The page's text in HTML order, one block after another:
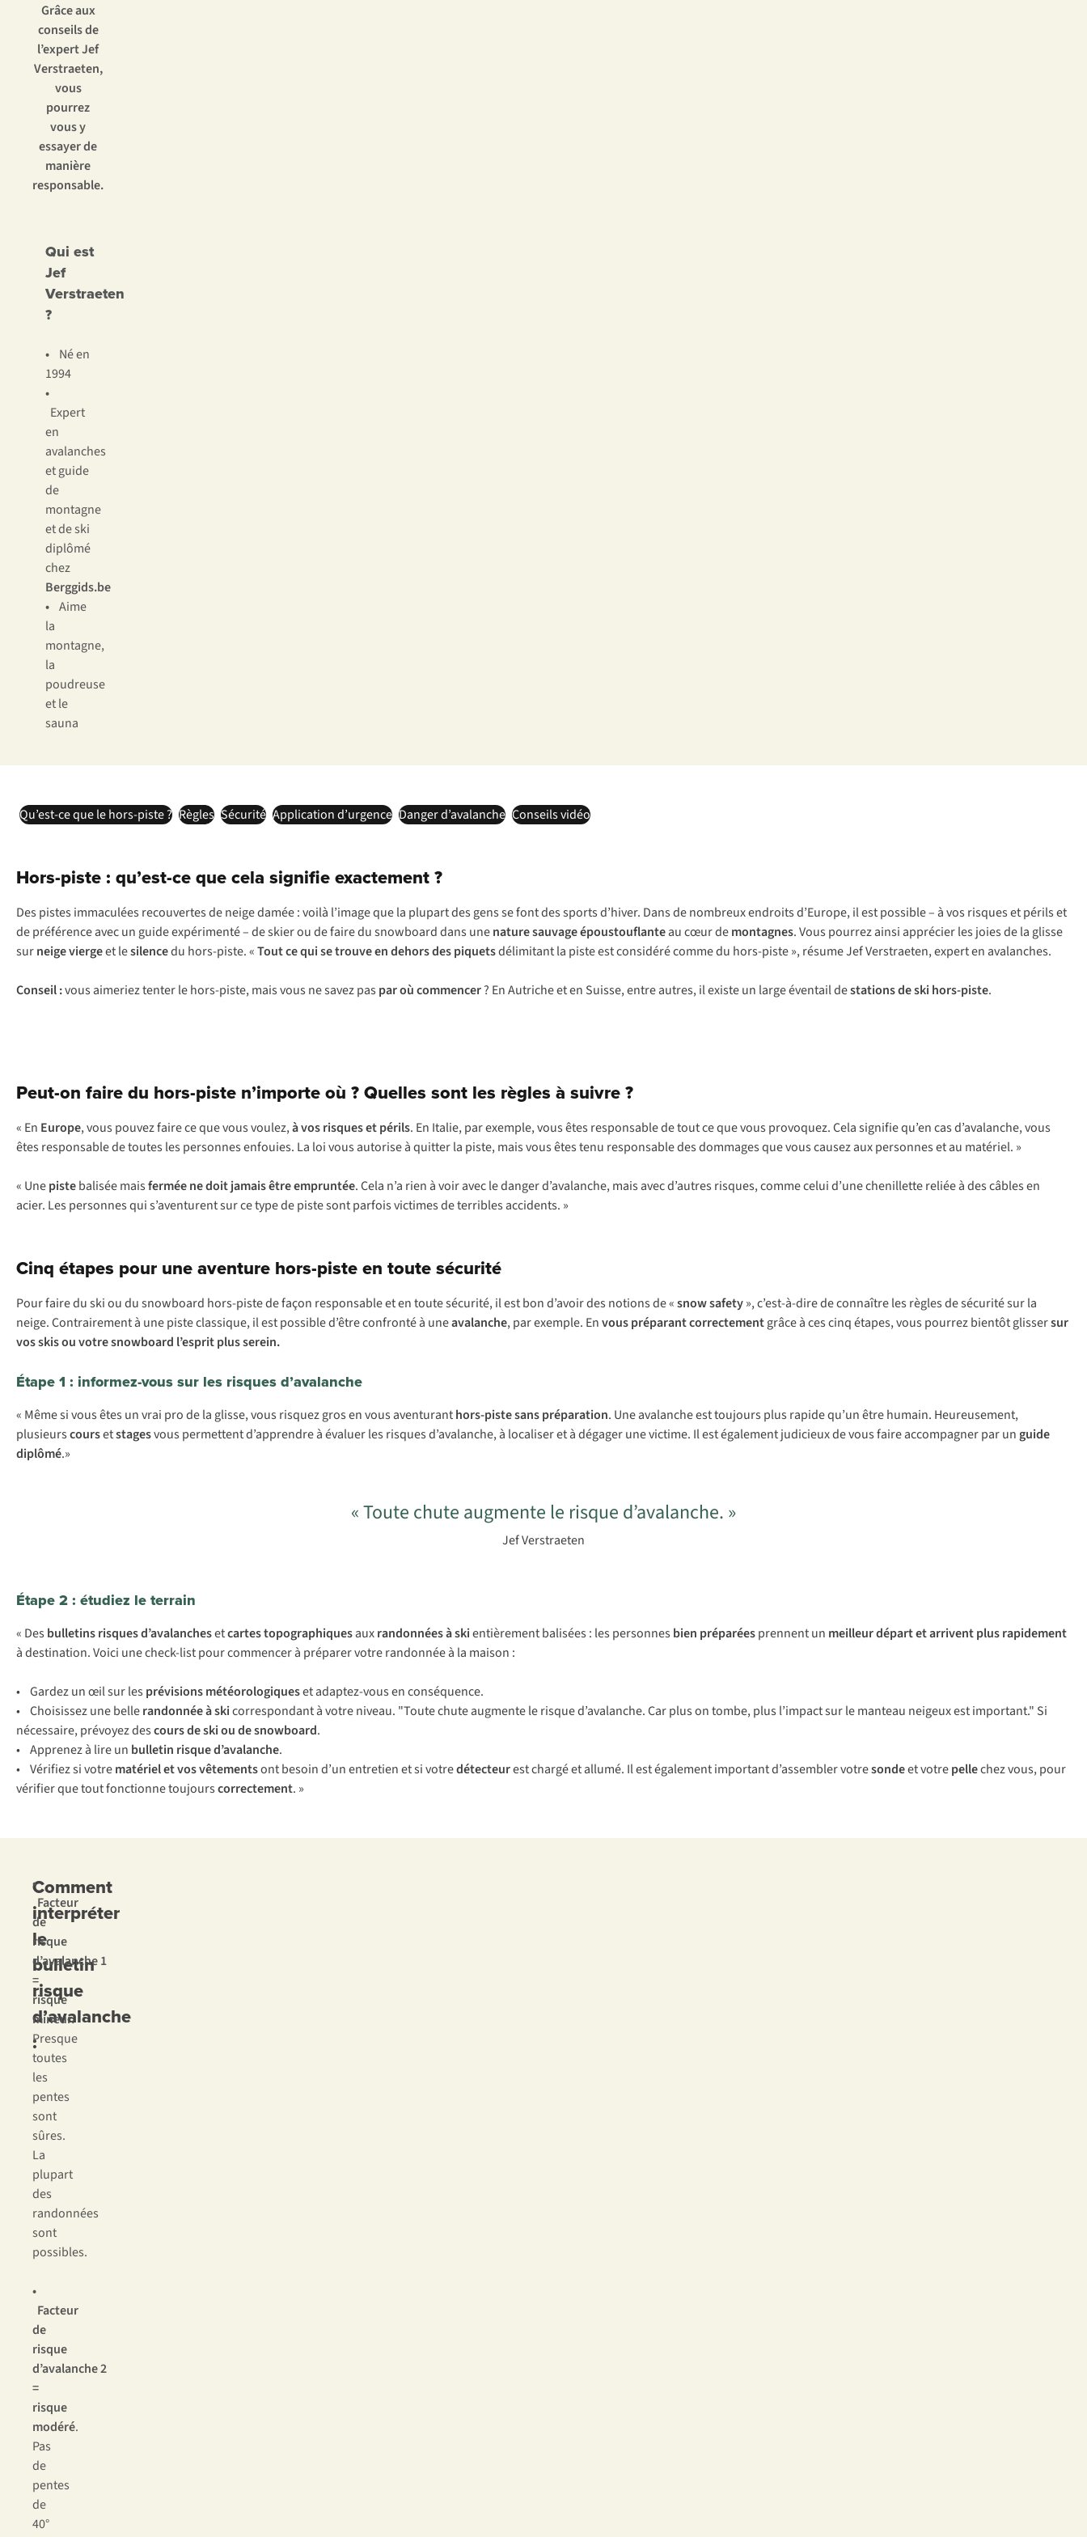
Grâce aux
conseils de
l’expert Jef
Verstraeten,
vous
pourrez
vous y
essayer de
manière
responsable.
Qui est
Jef
Verstraeten
?
• Né en
1994
•
Expert
en
avalanches
et guide
de
montagne
et de ski
diplômé
chez
Berggids.be
• Aime
la
montagne,
la
poudreuse
et le
sauna
Qu’est-ce que le hors-piste ? Règles Sécurité Application d’urgence Danger d’avalanche Conseils vidéo
Hors-piste : qu’est-ce que cela signifie exactement ?
Des pistes immaculées recouvertes de neige damée : voilà l’image que la plupart des gens se font des sports d’hiver. Dans de nombreux endroits d’Europe, il est possible – à vos risques et périls et
de préférence avec un guide expérimenté – de skier ou de faire du snowboard dans unenature sauvage époustouflanteau cœur demontagnes. Vous pourrez ainsi apprécier les joies de la glisse
surneige viergeet lesilencedu hors-piste. «Tout ce qui se trouve en dehors des piquetsdélimitant la piste est considéré comme du hors-piste », résume Jef Verstraeten, expert en avalanches.
Conseil :vous aimeriez tenter le hors-piste, mais vous ne savez pas par où commencer? En Autriche et en Suisse, entre autres, il existe un large éventail destations de ski hors-piste.
Peut-on faire du hors-piste n’importe où ? Quelles sont les règles à suivre ?
« En Europe, vous pouvez faire ce que vous voulez,à vos risques et périls. En Italie, par exemple, vous êtes responsable de tout ce que vous provoquez. Cela signifie qu’en cas d’avalanche, vous
êtes responsable de toutes les personnes enfouies. La loi vous autorise à quitter la piste, mais vous êtes tenu responsable des dommages que vous causez aux personnes et au matériel. »
« Unepistebalisée maisferméenedoitjamais être empruntée. Cela n’a rien à voir avec le danger d’avalanche, mais avec d’autres risques, comme celui d’une chenillette reliée à des câbles en
acier. Les personnes qui s’aventurent sur ce type de piste sont parfois victimes de terribles accidents. »
Cinq étapes pour une aventure hors-piste en toute sécurité
Pour faire du ski ou du snowboard hors-piste de façon responsable et en toute sécurité, il est bon d’avoir des notions de«snow safety», c’est-à-dire de connaître les règles de sécurité sur la
neige. Contrairement à une piste classique, il est possible d’être confronté à uneavalanche, par exemple. Envous préparant correctementgrâce à ces cinq étapes, vous pourrez bientôt glissersur
vos skis ou votre snowboard l’esprit plus serein.
Étape 1 : informez-vous sur les risques d’avalanche
« Même si vous êtes un vrai pro de la glisse, vous risquez gros en vous aventuranthors-piste sans préparation. Une avalanche est toujours plus rapide qu’un être humain. Heureusement,
plusieurscoursetstagesvous permettent d’apprendre à évaluer les risques d’avalanche, à localiser et à dégager une victime. Il est également judicieux de vous faire accompagner par un guide
diplômé.»
« Toute chute augmente le risque d’avalanche. »
Jef Verstraeten
Étape 2 : étudiez le terrain
« Des bulletins risques d’avalanchesetcartes topographiquesauxrandonnées à skientièrement balisées : les personnes bien préparéesprennent un meilleur départ et arrivent plus rapidement
à destination. Voici une check-list pour commencer à préparer votre randonnée à la maison :
• Gardez un œil sur les prévisions météorologiqueset adaptez-vous en conséquence.
• Choisissez une bellerandonnée à skicorrespondant à votre niveau. "Toute chute augmente le risque d’avalanche. Car plus on tombe, plus l’impact sur le manteau neigeux est important." Si
nécessaire, prévoyez descours de ski ou de snowboard.
• Apprenez à lire un bulletin risque d’avalanche.
• Vérifiez si votrematériel et vos vêtementsont besoin d’un entretien et si votredétecteurest chargé et allumé. Il est également important d’assembler votresondeet votrepellechez vous, pour
vérifier que tout fonctionne toujourscorrectement. »
Comment
interpréter
le
bulletin
risque
d’avalanche
:
•
Facteur
de
risque
d’avalanche 1
=
risque
mineur.
Presque
toutes
les
pentes
sont
sûres.
La
plupart
des
randonnées
sont
possibles.
•
Facteur
de
risque
d’avalanche2
=
risque
modéré.
Pas
de
pentes
de
40°